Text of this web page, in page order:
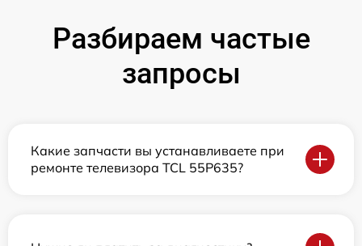
Разбираем частые
запросы
Какие запчасти вы устанавливаете при
ремонте телевизора TCL 55P635?